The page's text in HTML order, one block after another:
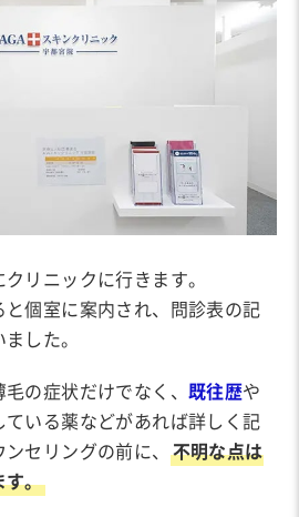
リニックに行きます。
個室に案内され、問診表の記
した。
の症状だけでなく、 既往歴や
いる薬などがあれば詳しく記
セリングの前に、 不明な点は
す。